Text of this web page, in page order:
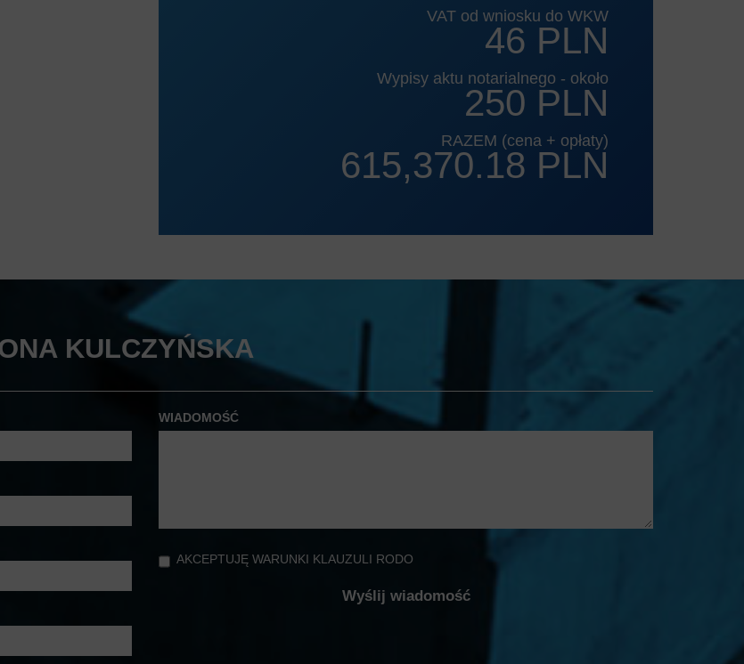
VAT od wniosku do WKW
46 PLN
Wypisy aktu notarialnego - około
250 PLN
RAZEM (cena + opłaty)
615,370.18 PLN
KULCZYŃSKA
WIADOMOŚĆ
AKCEPTUJĘ WARUNKI KLAUZULI RODO